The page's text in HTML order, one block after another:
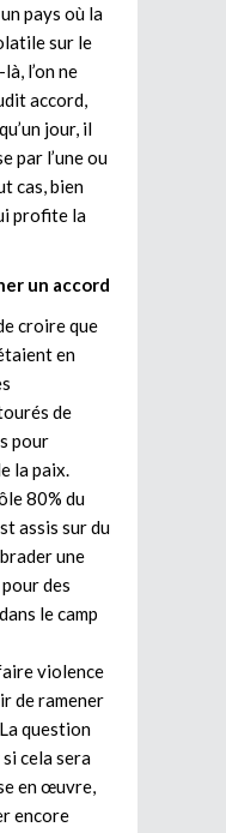
pays où la
sur le
l’on ne
accord,
jour, il
par l’une ou
cas, bien
profite la
un accord
croire que
en
de
pour
la paix.
80% du
assis sur du
une
des
le camp
violence
de ramener
question
cela sera
en œuvre,
encore